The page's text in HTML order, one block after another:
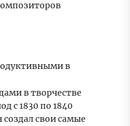
в
в творчестве
с 1830 по 1840
свои самые